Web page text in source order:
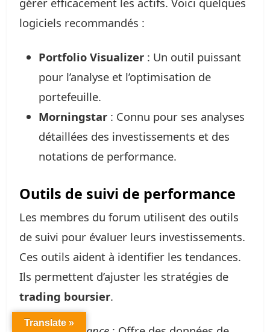
logiciels recommandés :
Portfolio Visualizer : Un outil puissant
pour l’analyse et l’optimisation de
portefeuille.
Morningstar : Connu pour ses analyses
détaillées des investissements et des
notations de performance.
Outils de suivi de performance
Les membres du forum utilisent des outils
de suivi pour évaluer leurs investissements.
Ces outils aident à identifier les tendances.
Ils permettent d’ajuster les stratégies de
trading boursier.
Translate »